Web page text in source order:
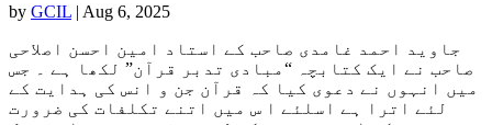
by GCIL | Aug 6, 2025
جاوید احمد غامدی صاحب کے استاد امین احسن اصلاحی
صاحب نے ایک کتابچہ “مبادی تدبر قرآن” لکھا ہے ۔ جس
میں انہوں نے دعوی کیا کہ قرآن جن و انس کی ہدایت کے
لئے اترا ہے اسلئے ا س میں اتنے تکلفات کی ضرورت